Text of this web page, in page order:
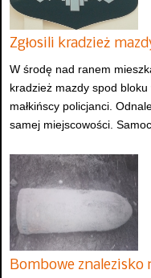
Zgłosili kradzież
W środę nad ranem
kradzież mazdy spod bloku
małkińscy policjanci.
samej miejscowości.
Bombowe znalezisko